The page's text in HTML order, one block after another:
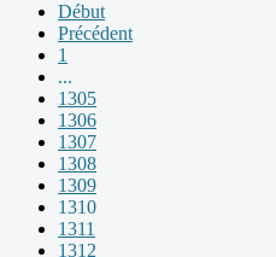
Début
Précédent
1
...
1305
1306
1307
1308
1309
1310
1311
1312